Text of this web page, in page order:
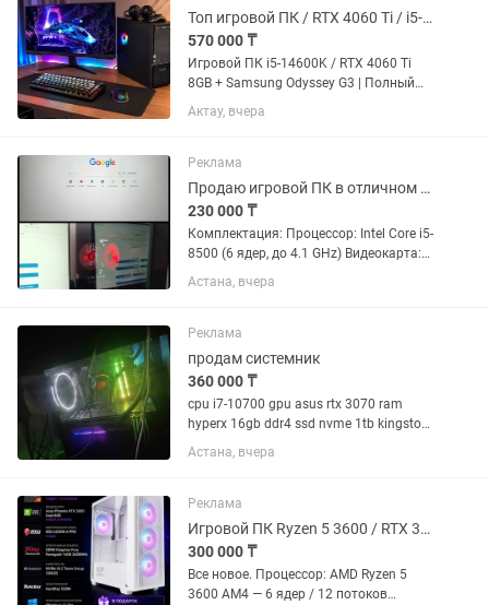
кастомных...
Топ игровой ПК / RTX 4060 Ti / i5-14600K / 32GB
570 000 ₸
Игровой ПК i5-14600K / RTX 4060 Ti
8GB + Samsung Odyssey G3 | Полный
комплект Мощный игровой комплект —
сел и играй! Продаю свой компьютер,
комплектующих. Отлично подходит...
Актау, вчера
Реклама
Продаю игровой ПК в отличном состоянии, подходит для игр, работы и учебы
230 000 ₸
Комплектация: Процессор: Intel Core i5-
8500 (6 ядер, до 4.1 GHz) Видеокарта:
GTX 1650 Super 4GB GDDR5 ОЗУ: 16 GB
DDR4 2400 MHz Материнская плата:
HDD 500 GB...
Астана, вчера
Реклама
продам системник
360 000 ₸
cpu i7-10700 gpu asus rtx 3070 ram
hyperx 16gb ddr4 ssd nvme 1tb kingston
материнка asus tuf gaming b 460 m plus
wifi блок питания thermal take 750w
Астана, вчера
Реклама
Игровой ПК Ryzen 5 3600 / RTX 3050 8GB / 16GB DDR4 / NVMe 500GB
300 000 ₸
Все новое. Процессор: AMD Ryzen 5
3600 AM4 — 6 ядер / 12 потоков